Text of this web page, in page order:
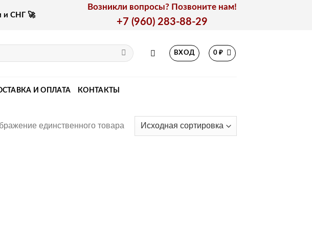
и СНГ 🚀
Возникли вопросы? Позвоните нам!
+7 (960) 283-88-29
ВХОД 0₽
И ОПЛАТА КОНТАКТЫ
единственного товара